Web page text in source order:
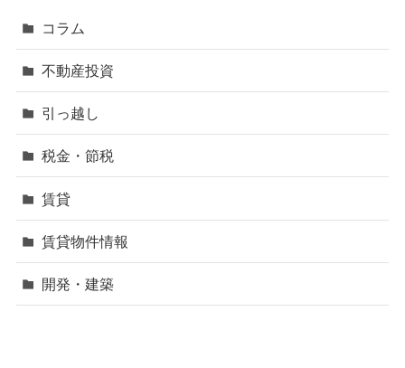
コラム
不動産投資
引っ越し
税金・節税
賃貸
賃貸物件情報
開発・建築